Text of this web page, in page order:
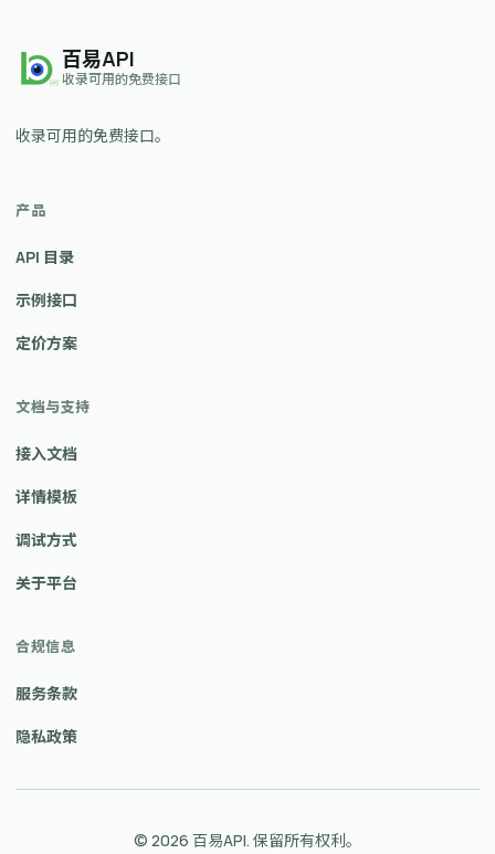
百易API
收录可用的免费接口
收录可用的免费接口。
产品
API 目录
示例接口
定价方案
文档与支持
接入文档
详情模板
调试方式
关于平台
合规信息
服务条款
隐私政策
© 2026 百易API. 保留所有权利。